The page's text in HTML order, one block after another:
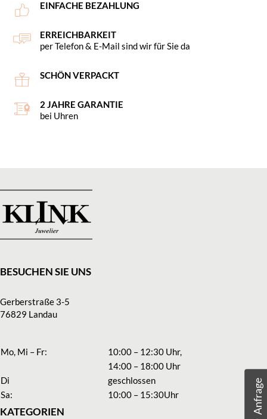
EINFACHE BEZAHLUNG
ERREICHBARKEIT
per Telefon & E-Mail sind wir für Sie da
SCHÖN VERPACKT
2 JAHRE GARANTIE
bei Uhren
BESUCHEN SIE UNS
Gerberstraße 3-5
76829 Landau
Mo, Mi – Fr:
10:00 – 12:30 Uhr,
14:00 – 18:00 Uhr
Di
geschlossen
Sa:
10:00 – 15:30Uhr
KATEGORIEN Anfrage